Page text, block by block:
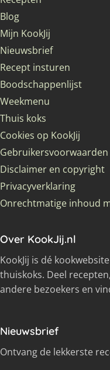
Blog
Mijn KookJij
Nieuwsbrief
Recept insturen
Boodschappenlijst
Weekmenu
Thuis koks
Cookies op KookJij
Gebruikersvoorwaarden
Disclaimer en copyright
Privacyverklaring
Onrechtmatige inhoud
Over KookJij.nl
KookJij is dé
thuiskoks. Deel
andere bezoekers en
Nieuwsbrief
Ontvang de lekkerste